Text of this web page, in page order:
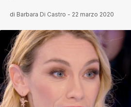
di Barbara Di Castro - 22 marzo 2020